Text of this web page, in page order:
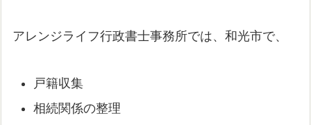
アレンジライフ行政書士事務所では、和光市で、
戸籍収集
相続関係の整理